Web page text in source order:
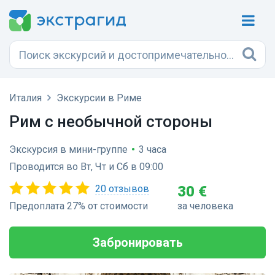
Италия Экскурсии в Риме
Рим с необычной стороны
Экскурсия в мини-группе • 3 часа
Проводится во Вт, Чт и Сб в 09:00
20 отзывов
Предоплата 27% от стоимости
30 €
за человека
Забронировать